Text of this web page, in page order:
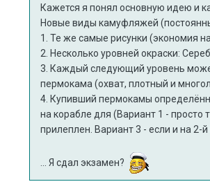
Кажется я понял основную идею и
Новые виды камуфляжей
1. Те же самые рисунки (экономия
2. Несколько уровней окраски:
3. Каждый следующий уровень
пермокама (охват, плотный и
4. Купивший пермокамы
на корабле для (Вариант 1 - просто
прилеплен. Вариант 3 - если и на 2-
... Я сдал экзамен?